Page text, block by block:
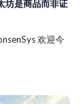
坊是商品而非证
欢迎今